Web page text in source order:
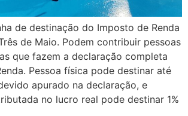
de destinação do Imposto de Renda
de Maio. Podem contribuir pessoas
que fazem a declaração completa
Pessoa física pode destinar até
apurado na declaração, e
no lucro real pode destinar 1%